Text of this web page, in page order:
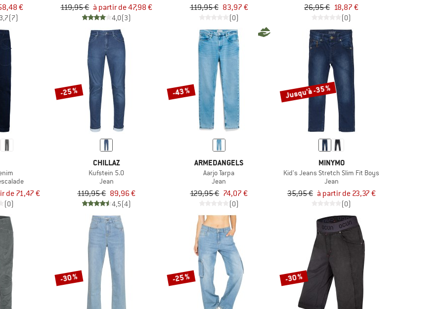
€
3,7(7)
119,95 € à partir de 47,98 €
4,0(3)
119,95 € 83,97 €
(0)
26,95 € 18,87 €
(0)
de 71,47 €
(0)
-25 %
CHILLAZ
Kufstein 5.0
Jean
119,95 € 89,96 €
4,5(4)
-43 %
ARMEDANGELS
Aarjo Tarpa
Jean
129,95 € 74,07 €
(0)
Jusqu'à -35 %
MINYMO
Kid's Jeans Stretch Slim Fit Boys
Jean
35,95 € à partir de 23,37 €
(0)
-30 % -25 % -30 %